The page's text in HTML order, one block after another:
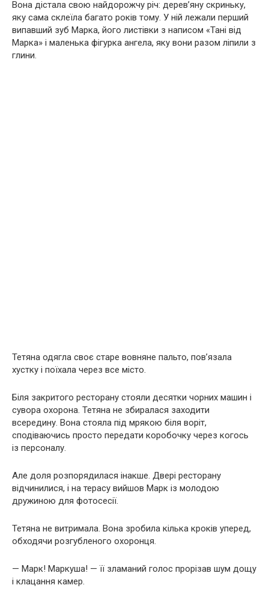
Вона дістала свою найдорожчу річ: дерев’яну скриньку,
яку сама склеїла багато років тому. У ній лежали перший
випавший зуб Марка, його листівки з написом «Тані від
Марка» і маленька фігурка ангела, яку вони разом ліпили з
глини.
Тетяна одягла своє старе вовняне пальто, пов’язала
хустку і поїхала через все місто.
Біля закритого ресторану стояли десятки чорних машин і
сувора охорона. Тетяна не збиралася заходити
всередину. Вона стояла під мрякою біля воріт,
сподіваючись просто передати коробочку через когось
із персоналу.
Але доля розпорядилася інакше. Двері ресторану
відчинилися, і на терасу вийшов Марк із молодою
дружиною для фотосесії.
Тетяна не витримала. Вона зробила кілька кроків уперед,
обходячи розгубленого охоронця.
— Марк! Маркуша! — її зламаний голос прорізав шум дощу
і клацання камер.